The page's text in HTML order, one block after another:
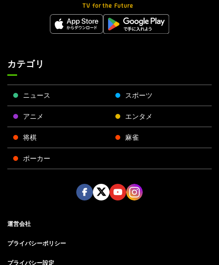
カテゴリ
ニュース スポーツ
アニメ エンタメ
将棋 麻雀
ポーカー
運営会社
プライバシーポリシー
プライバシー設定